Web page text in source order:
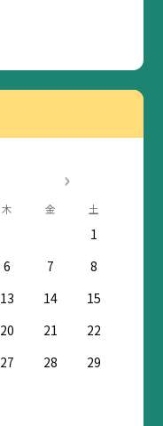
木 金 土
1
6 7
8
13 14
15
20 21
22
27 28
29